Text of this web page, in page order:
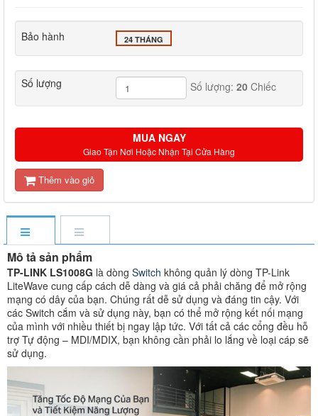
Bảo hành 24 THÁNG
Số lượng Số lượng: 20Chiếc
MUA NGAY
Giao Tận Nơi Hoặc Nhận Tại Cửa Hàng
Thêm vào giỏ
Mô tả sản phẩm
TP-LINK LS1008G là dòng Switch không quản lý dòng TP-Link
LiteWave cung cấp cách dễ dàng và giá cả phải chăng để mở rộng
mạng có dây của bạn. Chúng rất dễ sử dụng và đáng tin cậy. Với
các Switch cắm và sử dụng này, bạn có thể mở rộng kết nối mạng
của mình với nhiều thiết bị ngay lập tức. Với tất cả các cổng đều hỗ
trợ Tự động – MDI/MDIX, bạn không cần phải lo lắng về loại cáp sẽ
sử dụng.